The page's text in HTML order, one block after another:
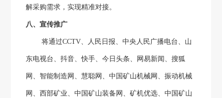
解采购需求，实现精准对接。
八、宣传推广
将通过CCTV、人民日报、中央人民广播电台、山
东电视台、抖音、快手、今日头条、网易新闻、搜狐
网、 智能制造网、慧聪网、中国矿山机械网、振动机械
网、西部矿业、中国矿山装备网、矿机优选、中国矿山